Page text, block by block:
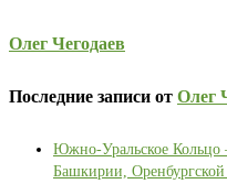
Олег Чегодаев
Последние записи от Олег
Южно-Уральское
Башкирии, Оренбургской